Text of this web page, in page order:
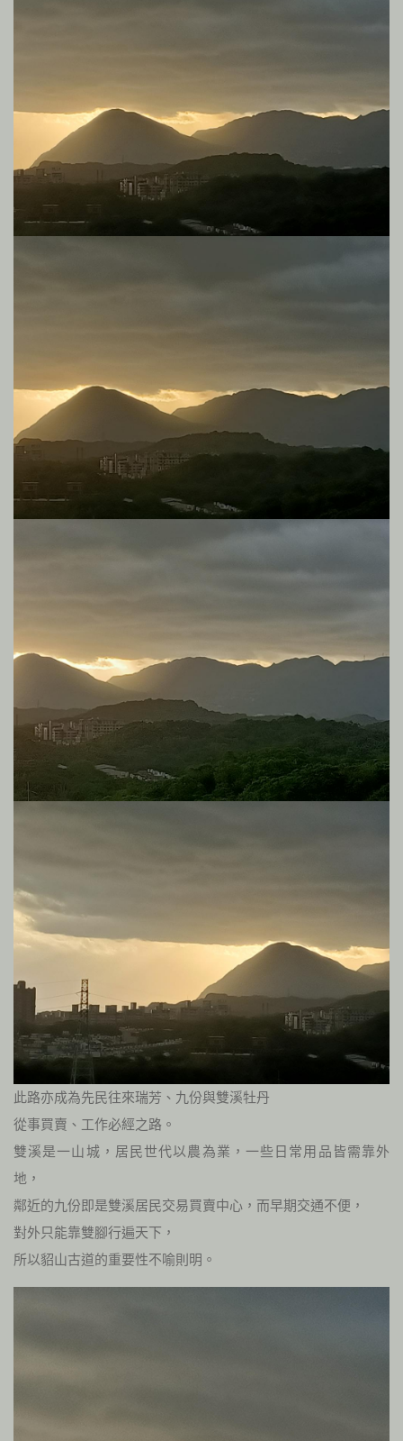
此路亦成為先民往來瑞芳、九份與雙溪牡丹
從事買賣、工作必經之路。
雙溪是一山城，居民世代以農為業，一些日常用品皆需靠外
地，
鄰近的九份即是雙溪居民交易買賣中心，而早期交通不便，
對外只能靠雙腳行遍天下，
所以貂山古道的重要性不喻則明。